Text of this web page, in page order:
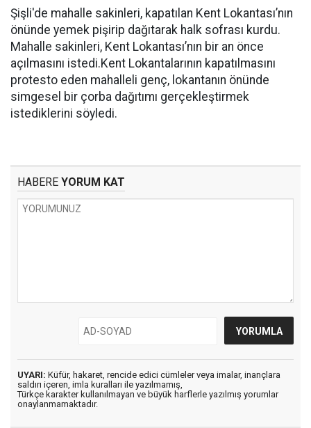
Şişli'de mahalle sakinleri, kapatılan Kent Lokantası’nın
önünde yemek pişirip dağıtarak halk sofrası kurdu.
Mahalle sakinleri, Kent Lokantası’nın bir an önce
açılmasını istedi.Kent Lokantalarının kapatılmasını
protesto eden mahalleli genç, lokantanın önünde
simgesel bir çorba dağıtımı gerçekleştirmek
istediklerini söyledi.
HABERE YORUM KAT
UYARI: Küfür, hakaret, rencide edici cümleler veya imalar, inançlara
saldırı içeren, imla kuralları ile yazılmamış,
Türkçe karakter kullanılmayan ve büyük harflerle yazılmış yorumlar
onaylanmamaktadır.